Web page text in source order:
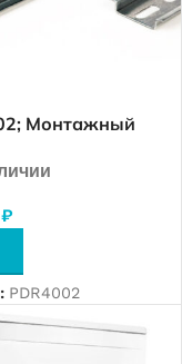
Монтажный
2 метра. (упак
₽
PDR4002